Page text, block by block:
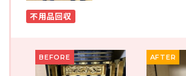
不用品回収
BEFORE AFTER